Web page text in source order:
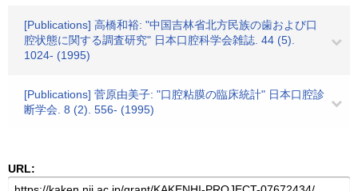
[Publications] 高橋和裕: "中国吉林省北方民族の歯および口
腔状態に関する調査研究" 日本口腔科学会雑誌. 44 (5).
1024- (1995)
[Publications] 菅原由美子: "口腔粘膜の臨床統計" 日本口腔診
断学会. 8 (2). 556- (1995)
URL: